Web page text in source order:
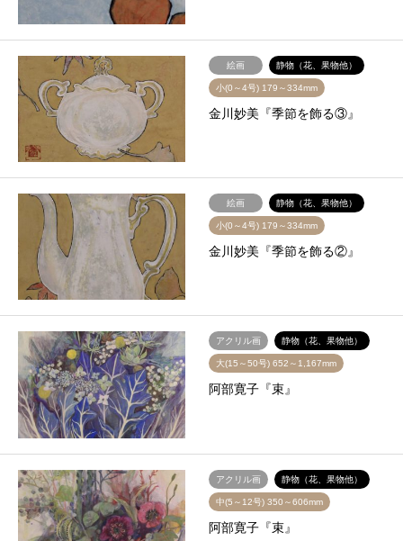
絵画 静物（花、果物他）
小(0～4号) 179～334mm
金川妙美『季節を飾る③』
絵画 静物（花、果物他）
小(0～4号) 179～334mm
金川妙美『季節を飾る②』
アクリル画 静物（花、果物他）
大(15～50号) 652～1,167mm
阿部寛子『束』
アクリル画 静物（花、果物他）
中(5～12号) 350～606mm
阿部寛子『束』